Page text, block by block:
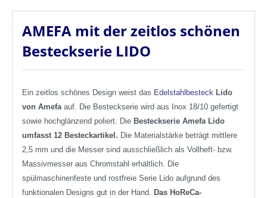
AMEFA mit der zeitlos schönen
Besteckserie LIDO
Ein zeitlos schönes Design weist das Edelstahlbesteck Lido
von Amefaauf. Die Besteckserie wird aus Inox 18/10 gefertigt
sowie hochglänzend poliert. Die Besteckserie Amefa Lido
umfasst 12 Besteckartikel. Die Materialstärke beträgt mittlere
2,5 mm und die Messer sind ausschließlich als Vollheft- bzw.
Massivmesser aus Chromstahl erhältlich. Die
spülmaschinenfeste und rostfreie Serie Lido aufgrund des
funktionalen Designs gut in der Hand. Das HoReCa-